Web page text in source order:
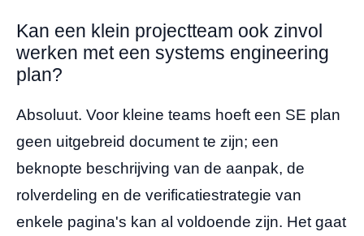
Kan een klein projectteam ook zinvol
werken met een systems engineering
plan?
Absoluut. Voor kleine teams hoeft een SE plan
geen uitgebreid document te zijn; een
beknopte beschrijving van de aanpak, de
rolverdeling en de verificatiestrategie van
enkele pagina's kan al voldoende zijn. Het gaat